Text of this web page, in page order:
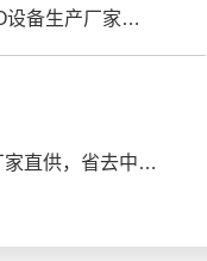
河南郑州RTO设备生产厂家朴华科技，就近服务快速响应
河南除尘器厂家直供，省去中间商差价